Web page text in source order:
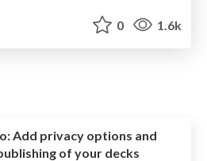
0 1.6k
Add privacy options and
of your decks